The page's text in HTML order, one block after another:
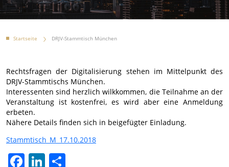
Startseite DRJV-Stammtisch München
Rechtsfragen der Digitalisierung stehen im Mittelpunkt des
DRJV-Stammtischs München.
Interessenten sind herzlich wilkkommen, die Teilnahme an der
Veranstaltung ist kostenfrei, es wird aber eine Anmeldung
erbeten.
Nähere Details finden sich in beigefügter Einladung.
Stammtisch_M_17.10.2018
FacebookLinkedIn